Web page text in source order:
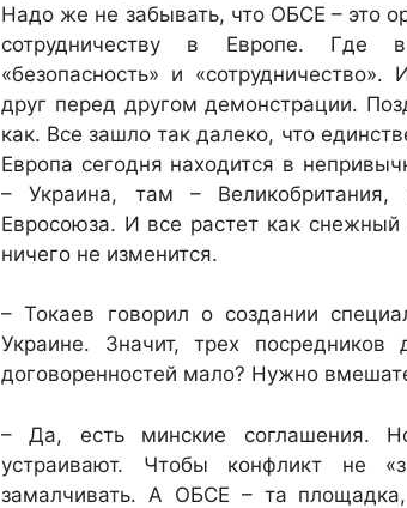
Надо же не забывать, что ОБСЕ – это
сотрудничеству в Европе. Где
«безопасность» и
друг перед другом демонстрации.
как. Все зашло так далеко, что
Европа сегодня находится в
– Украина, там – Великобритания,
Евросоюза. И все растет как снежный
ничего не изменится.
– Токаев говорил о создании
Украине. Значит, трех посредников
договоренностей мало? Нужно
– Да, есть минские соглашения.
устраивают. Чтобы конфликт не
замалчивать. А ОБСЕ – та